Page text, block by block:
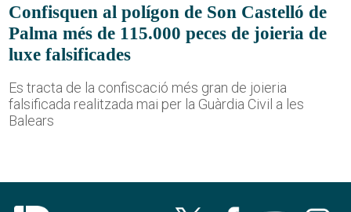
Confisquen al polígon de Son Castelló de
Palma més de 115.000 peces de joieria de
luxe falsificades
Es tracta de la confiscació més gran de joieria
falsificada realitzada mai per la Guàrdia Civil a les
Balears